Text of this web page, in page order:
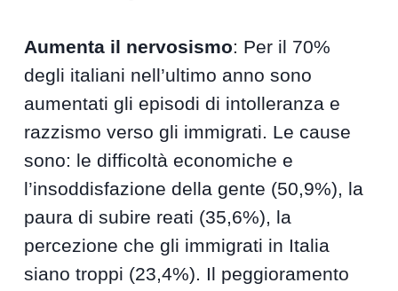
Aumenta il nervosismo: Per il 70%
degli italiani nell’ultimo anno sono
aumentati gli episodi di intolleranza e
razzismo verso gli immigrati. Le cause
sono: le difficoltà economiche e
l’insoddisfazione della gente (50,9%), la
paura di subire reati (35,6%), la
percezione che gli immigrati in Italia
siano troppi (23,4%). Il peggioramento